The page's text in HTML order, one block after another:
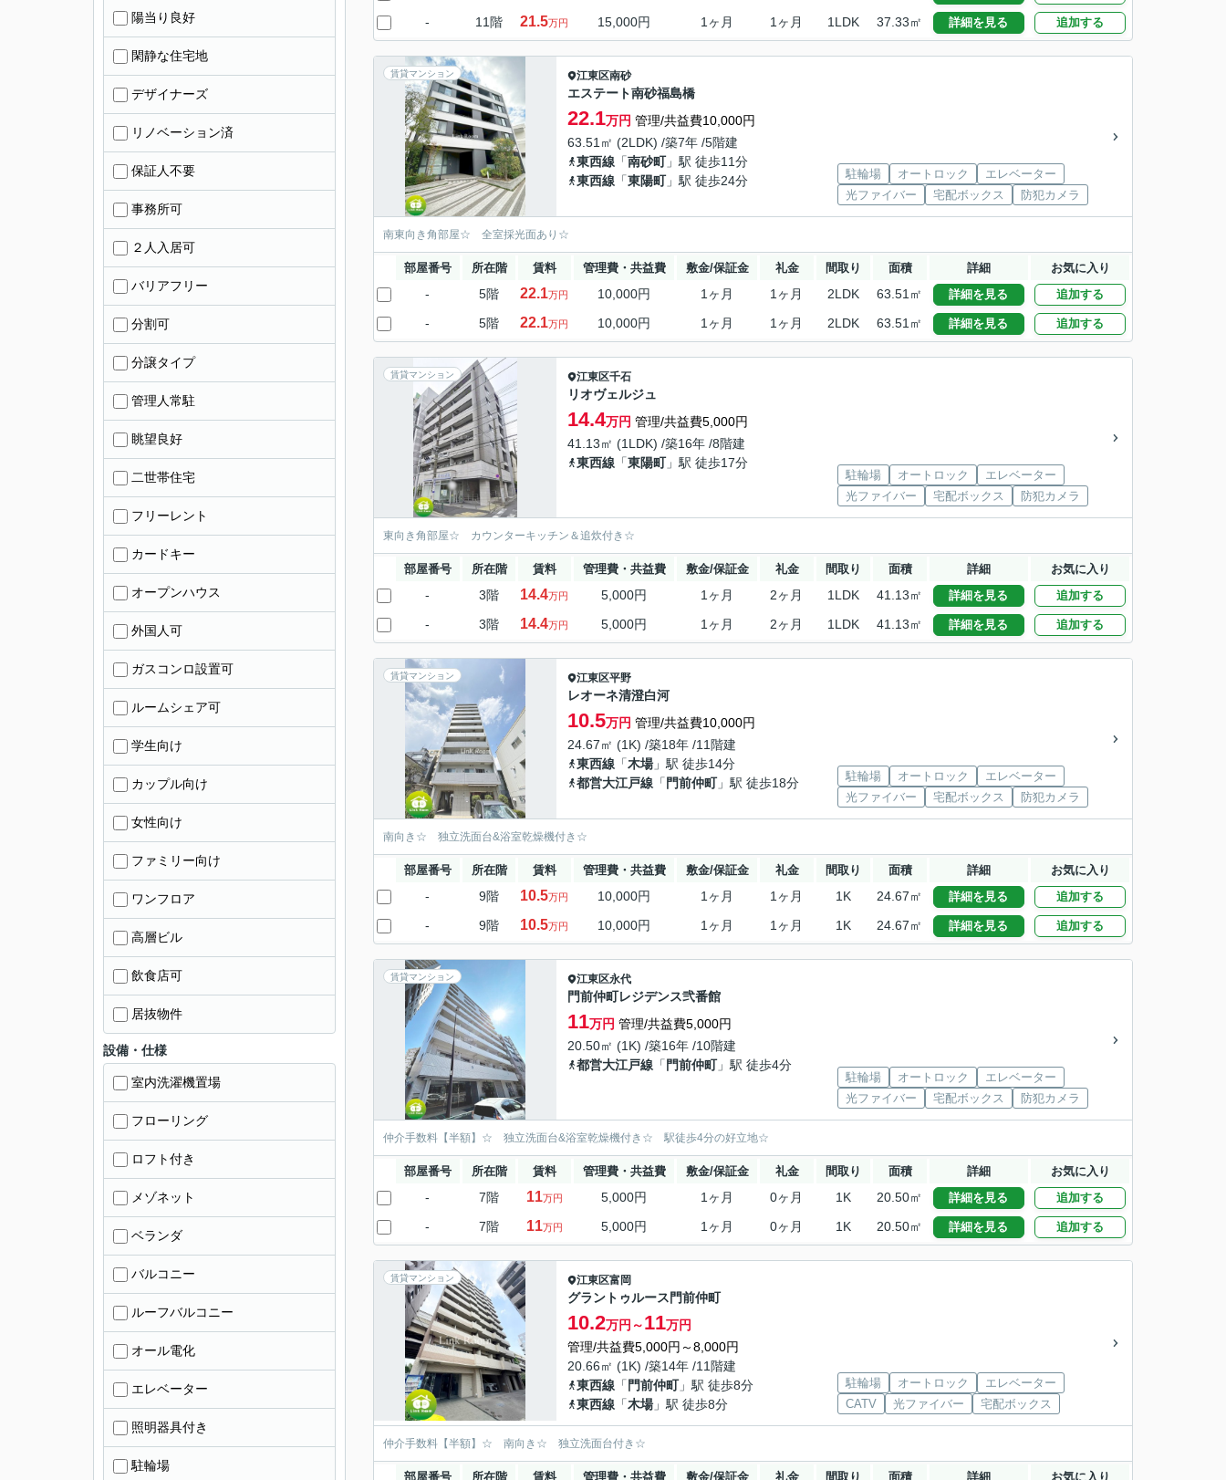
- 11階 21.5万円 15,000円 1ヶ月 1ヶ月 1LDK 37.33㎡ 詳細を見る 追加する
賃貸マンション 江東区南砂
エステート南砂福島橋
22.1万円 管理/共益費10,000円
63.51㎡ (2LDK) /築7年 /5階建
東西線 「南砂町」駅 徒歩11分
東西線 「東陽町」駅 徒歩24分 駐輪場 オートロック
エレベーター
光ファイバー
宅配ボックス 防犯カメラ
南東向き角部屋☆ 全室採光面あり☆
部屋番号 所在階 賃料 管理費・共益費 敷金/保証金 礼金 間取り 面積 詳細 お気に入り
- 5階 22.1万円 10,000円 1ヶ月 1ヶ月 2LDK 63.51㎡ 詳細を見る 追加する
- 5階 22.1万円 10,000円 1ヶ月 1ヶ月 2LDK 63.51㎡ 詳細を見る 追加する
賃貸マンション 江東区千石
リオヴェルジュ
14.4万円 管理/共益費5,000円
41.13㎡ (1LDK) /築16年 /8階建
東西線 「東陽町」駅 徒歩17分
駐輪場 オートロック
エレベーター
光ファイバー
宅配ボックス 防犯カメラ
東向き角部屋☆ カウンターキッチン＆追炊付き☆
部屋番号 所在階 賃料 管理費・共益費 敷金/保証金 礼金 間取り 面積 詳細 お気に入り
- 3階 14.4万円 5,000円 1ヶ月 2ヶ月 1LDK 41.13㎡ 詳細を見る 追加する
- 3階 14.4万円 5,000円 1ヶ月 2ヶ月 1LDK 41.13㎡ 詳細を見る 追加する
賃貸マンション 江東区平野
レオーネ清澄白河
10.5万円 管理/共益費10,000円
24.67㎡ (1K) /築18年 /11階建
東西線 「木場」駅 徒歩14分
都営大江戸線 「 門前仲町」駅 徒歩18分 駐輪場 オートロック
エレベーター
光ファイバー
宅配ボックス 防犯カメラ
南向き☆ 独立洗面台&浴室乾燥機付き☆
部屋番号 所在階 賃料 管理費・共益費 敷金/保証金 礼金 間取り 面積 詳細 お気に入り
- 9階 10.5万円 10,000円 1ヶ月 1ヶ月 1K 24.67㎡ 詳細を見る 追加する
- 9階 10.5万円 10,000円 1ヶ月 1ヶ月 1K 24.67㎡ 詳細を見る 追加する
賃貸マンション 江東区永代
門前仲町レジデンス弐番館
11万円 管理/共益費5,000円
20.50㎡ (1K) /築16年 /10階建
都営大江戸線 「 門前仲町」駅 徒歩4分
駐輪場 オートロック
エレベーター
光ファイバー
宅配ボックス 防犯カメラ
仲介手数料【半額】☆ 独立洗面台&浴室乾燥機付き☆ 駅徒歩4分の好立地☆
部屋番号 所在階 賃料 管理費・共益費 敷金/保証金 礼金 間取り 面積 詳細 お気に入り
- 7階 11万円 5,000円 1ヶ月 0ヶ月 1K 20.50㎡ 詳細を見る 追加する
- 7階 11万円 5,000円 1ヶ月 0ヶ月 1K 20.50㎡ 詳細を見る 追加する
賃貸マンション 江東区富岡
グラントゥルース門前仲町
10.2万円～11万円
管理/共益費5,000円～8,000円
20.66㎡ (1K) /築14年 /11階建
東西線 「 門前仲町」駅 徒歩8分
東西線 「木場」駅 徒歩8分
駐輪場 オートロック
エレベーター
CATV
光ファイバー 宅配ボックス
仲介手数料【半額】☆ 南向き☆ 独立洗面台付き☆
部屋番号 所在階 賃料 管理費・共益費 敷金/保証金 礼金 間取り 面積 詳細 お気に入り
陽当り良好
閑静な住宅地
デザイナーズ
リノベーション済
保証人不要
事務所可
２人入居可
バリアフリー
分割可
分譲タイプ
管理人常駐
眺望良好
二世帯住宅
フリーレント
カードキー
オープンハウス
外国人可
ガスコンロ設置可
ルームシェア可
学生向け
カップル向け
女性向け
ファミリー向け
ワンフロア
高層ビル
飲食店可
居抜物件
設備・仕様
室内洗濯機置場
フローリング
ロフト付き
メゾネット
ベランダ
バルコニー
ルーフバルコニー
オール電化
エレベーター
照明器具付き
駐輪場